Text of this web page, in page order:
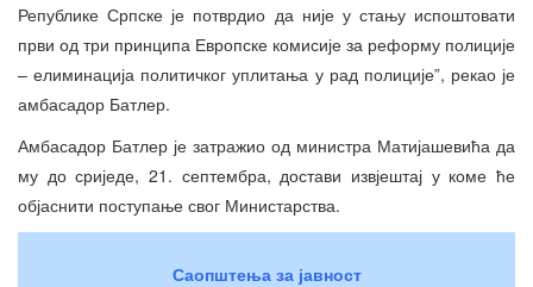
Републике Српске је потврдио да није у стању испоштовати
први од три принципа Европске комисије за реформу полиције
– елиминација политичког уплитања у рад полиције”, рекао је
амбасадор Батлер.
Амбасадор Батлер је затражио од министра Матијашевића да
му до сриједе, 21. септембра, достави извјештај у коме ће
објаснити поступање свог Министарства.
Саопштења за јавност